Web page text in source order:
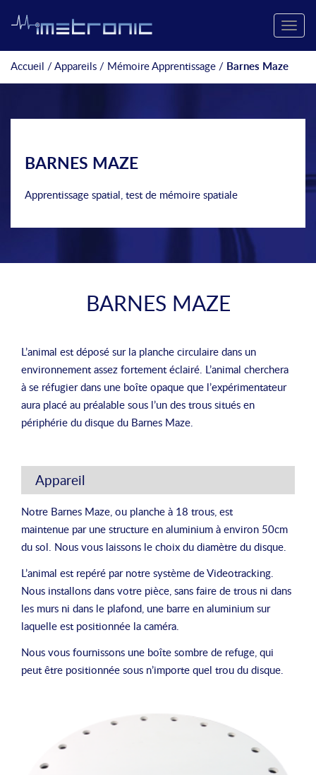
Toggle
Accueil /Appareils / Mémoire Apprentissage / Barnes Maze
BARNES MAZE
Apprentissage spatial, test de mémoire spatiale
BARNES MAZE
L’animal est déposé sur la planche circulaire dans un
environnement assez fortement éclairé. L’animal cherchera
à se réfugier dans une boîte opaque que l’expérimentateur
aura placé au préalable sous l’un des trous situés en
périphérie du disque du Barnes Maze.
Appareil
Notre Barnes Maze, ou planche à 18 trous, est
maintenue par une structure en aluminium à environ 50cm
du sol. Nous vous laissons le choix du diamètre du disque.
L’animal est repéré par notre système de Videotracking.
Nous installons dans votre pièce, sans faire de trous ni dans
les murs ni dans le plafond, une barre en aluminium sur
laquelle est positionnée la caméra.
Nous vous fournissons une boîte sombre de refuge, qui
peut être positionnée sous n’importe quel trou du disque.